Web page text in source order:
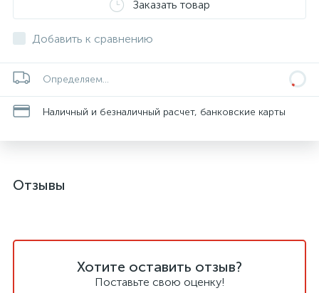
Заказать товар
Добавить к сравнению
Определяем...
Наличный и безналичный расчет, банковские карты
Отзывы
Хотите оставить отзыв?
Поставьте свою оценку!